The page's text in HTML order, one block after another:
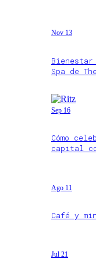
Nov 13
Spa de
Sep 16
Cómo
capital
Ago 11
Café y
Jul 21